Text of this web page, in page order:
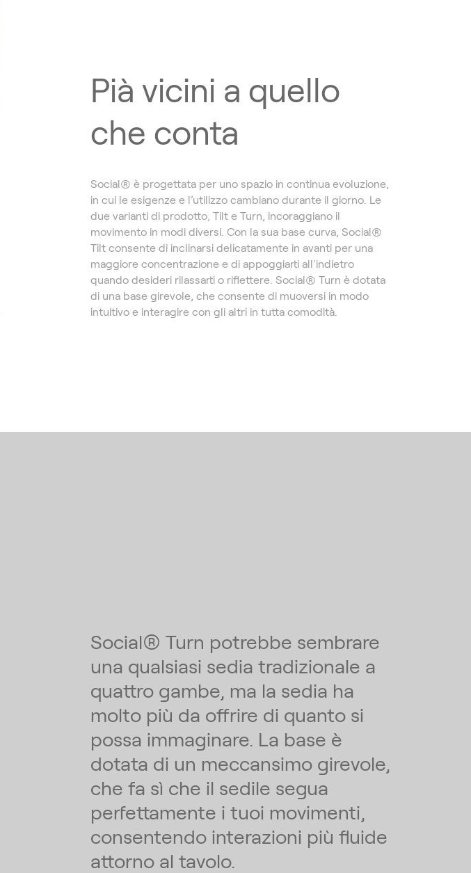
Pià vicini a quello
che conta
Social® è progettata per uno spazio in continua evoluzione,
in cui le esigenze e l’utilizzo cambiano durante il giorno. Le
due varianti di prodotto, Tilt e Turn, incoraggiano il
movimento in modi diversi. Con la sua base curva, Social®
Tilt consente di inclinarsi delicatamente in avanti per una
maggiore concentrazione e di appoggiarti all'indietro
quando desideri rilassarti o riflettere. Social® Turn è dotata
di una base girevole, che consente di muoversi in modo
intuitivo e interagire con gli altri in tutta comodità.
Social® Turn potrebbe sembrare
una qualsiasi sedia tradizionale a
quattro gambe, ma la sedia ha
molto più da offrire di quanto si
possa immaginare. La base è
dotata di un meccansimo girevole,
che fa sì che il sedile segua
perfettamente i tuoi movimenti,
consentendo interazioni più fluide
attorno al tavolo.